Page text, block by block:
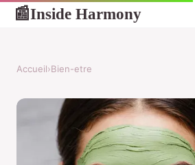
📰Inside Harmony
Accueil›Bien-etre